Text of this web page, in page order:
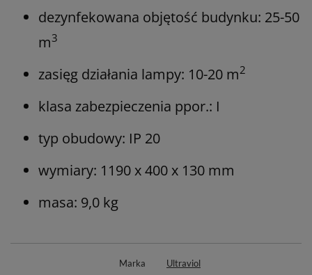
dezynfekowana objętość budynku: 25-50
m3
zasięg działania lampy: 10-20 m2
klasa zabezpieczenia ppor.: I
typ obudowy: IP 20
wymiary: 1190 x 400 x 130 mm
masa: 9,0 kg
Marka Ultraviol